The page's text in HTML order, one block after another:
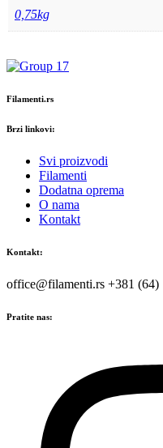
0,75kg
Filamenti.rs
Brzi linkovi:
Svi proizvodi
Filamenti
Dodatna oprema
O nama
Kontakt
Kontakt:
office@filamenti.rs +381 (64)
Pratite nas: